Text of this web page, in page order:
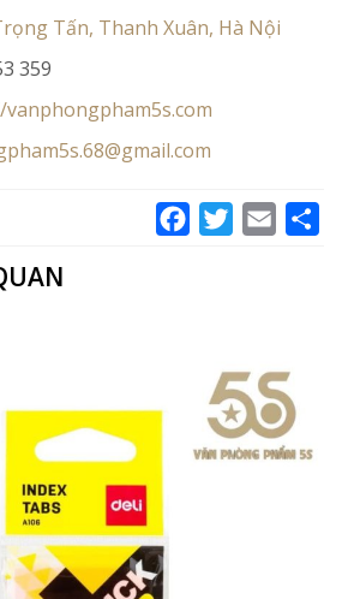
Tấn, Thanh Xuân, Hà Nội
359
FacebookTwitterEmail